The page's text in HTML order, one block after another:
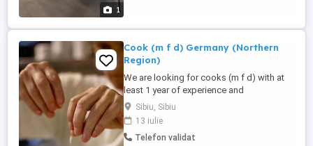
1
Cook (m f d) Germany (Northern
Region)
We are looking for cooks (m f d) with at
least 1 year of experience and
conversational German or English skills
for tourist complexes in Northern Germany
(gastro and hotel facilities). We offer:
Salary starting from 2,500 net month
Sibiu, Sibiu
13 iulie
Telefon validat